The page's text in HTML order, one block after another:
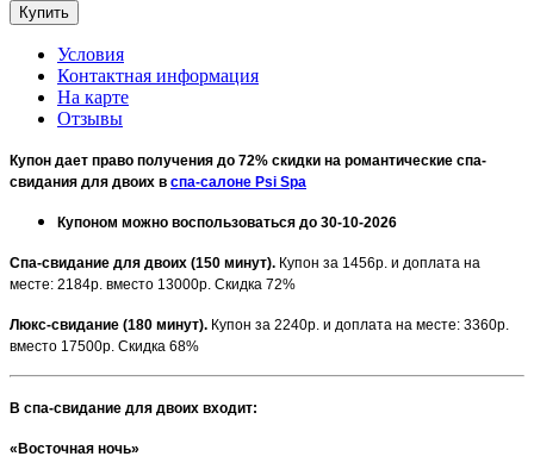
Условия
Контактная информация
На карте
Отзывы
Купон дает право получения до 72% скидки на романтические спа-
свидания для двоих в спа-салоне Psi Spa
Купоном можно воспользоваться до 30-10-2026
Спа-свидание для двоих (150 минут). Купон за 1456р. и доплата на
месте: 2184р. вместо 13000р. Скидка 72%
Люкс-свидание (180 минут). Купон за 2240р. и доплата на месте: 3360р.
вместо 17500р. Скидка 68%
В спа-свидание для двоих входит:
«Восточная ночь»